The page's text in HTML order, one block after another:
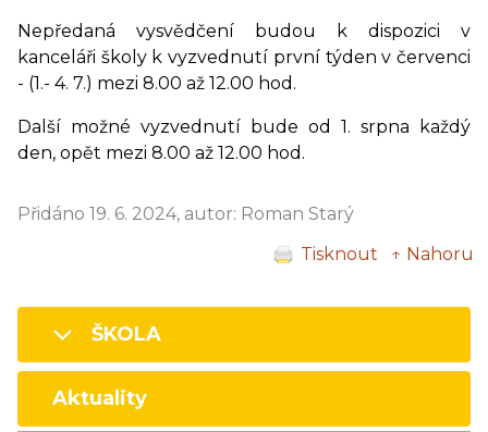
Nepředaná vysvědčení budou k dispozici v
kanceláři školy k vyzvednutí první týden v červenci
- (1.- 4. 7.) mezi 8.00 až 12.00 hod.
Další možné vyzvednutí bude od 1. srpna každý
den, opět mezi 8.00 až 12.00 hod.
Přidáno 19. 6. 2024, autor: Roman Starý
Tisknout
↑ Nahoru
ŠKOLA
Aktuality